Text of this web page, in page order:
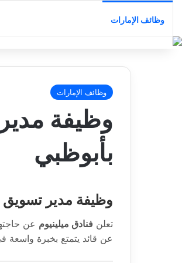
وظائف الإمارات
وظائف الإمارات
وظيفة
بأبوظبي
وظيفة مدير تسويق
تعلن فنادق ميلينيوم عن
عن قائد يتمتع بخبرة واسعة